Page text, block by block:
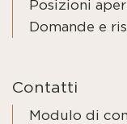
Posizioni
Domande e
Contatti
Modulo di